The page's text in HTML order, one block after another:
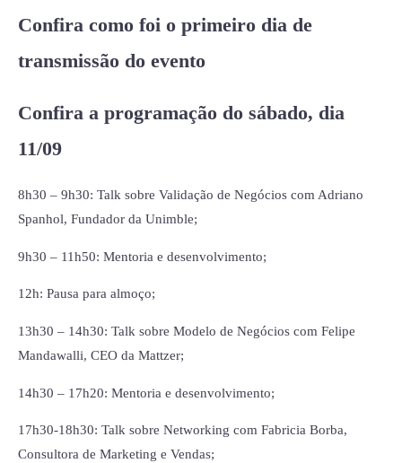
Confira como foi o primeiro dia de
transmissão do evento
Confira a programação do sábado, dia
11/09
8h30 – 9h30: Talk sobre Validação de Negócios com Adriano
Spanhol, Fundador da Unimble;
9h30 – 11h50: Mentoria e desenvolvimento;
12h: Pausa para almoço;
13h30 – 14h30: Talk sobre Modelo de Negócios com Felipe
Mandawalli, CEO da Mattzer;
14h30 – 17h20: Mentoria e desenvolvimento;
17h30-18h30: Talk sobre Networking com Fabricia Borba,
Consultora de Marketing e Vendas;